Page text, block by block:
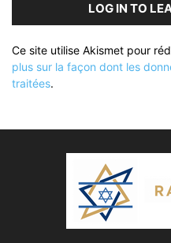
LOG IN TO
Ce site utilise Akismet pour
plus sur la façon dont les
traitées.